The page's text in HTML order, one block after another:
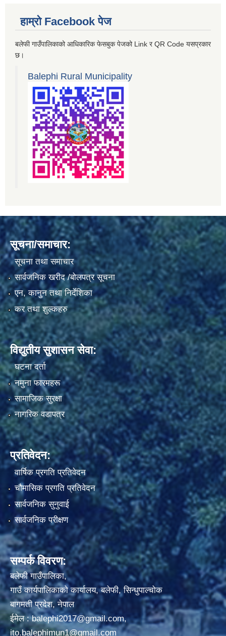
हाम्रो Facebook पेज
बलेफी गाउँपालिकाको आधिकारिक फेसबुक पेजको Link र QR Code यसप्रकार
छ।
Balephi Rural Municipality
सूचना/समाचार:
सूचना तथा समाचार
सार्वजनिक खरीद /बोलपत्र सूचना
एन, कानुन तथा निर्देशिका
कर तथा शुल्कहरु
विद्युतीय सुशासन सेवा:
घटना दर्ता
नमुना फारमहरू
सामाजिक सुरक्षा
नागरिक वडापत्र
प्रतिवेदन:
वार्षिक प्रगति प्रतिवेदन
चौमासिक प्रगति प्रतिवेदन
सार्वजनिक सुनुवाई
सार्वजनिक परीक्षण
सम्पर्क विवरण:
बलेफी गाउँपालिका,
गाउँ कार्यपालिकाको कार्यालय, बलेफी, सिन्धुपाल्चोक
बागमती प्रदेश, नेपाल
ईमेल :balephi2017@gmail.com,
ito.balephimun1@gmail.com